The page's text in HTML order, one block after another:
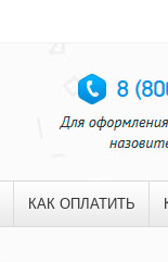
КАК ОПЛАТИТЬ